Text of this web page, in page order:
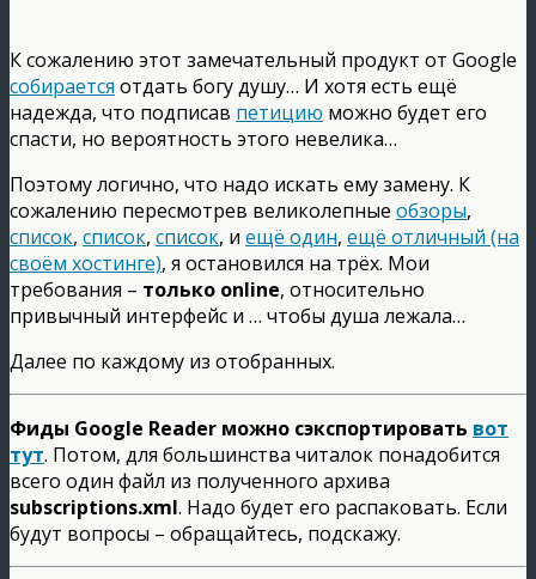
К сожалению этот замечательный продукт от Google
собирается отдать богу душу… И хотя есть ещё
надежда, что подписав петицию можно будет его
спасти, но вероятность этого невелика…
Поэтому логично, что надо искать ему замену. К
сожалению пересмотрев великолепные обзоры,
список, список, список, и ещё один, ещё отличный (на
своём хостинге), я остановился на трёх. Мои
требования – только online, относительно
привычный интерфейс и … чтобы душа лежала…
Далее по каждому из отобранных.
Фиды Google Reader можно сэкспортировать вот
тут. Потом, для большинства читалок понадобится
всего один файл из полученного архива
subscriptions.xml. Надо будет его распаковать. Если
будут вопросы – обращайтесь, подскажу.